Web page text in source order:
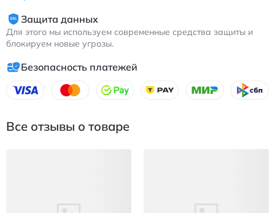
Защита данных
Для этого мы используем современные средства защиты и
блокируем новые угрозы.
Безопасность платежей
Все отзывы о товаре